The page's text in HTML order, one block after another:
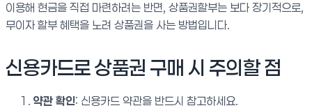
이용해 현금을 직접 마련하려는 반면, 상품권할부는 보다 장기적으로,
무이자 할부 혜택을 노려 상품권을 사는 방법입니다.
신용카드로 상품권 구매 시 주의할 점
약관 확인: 신용카드 약관을 반드시 참고하세요.